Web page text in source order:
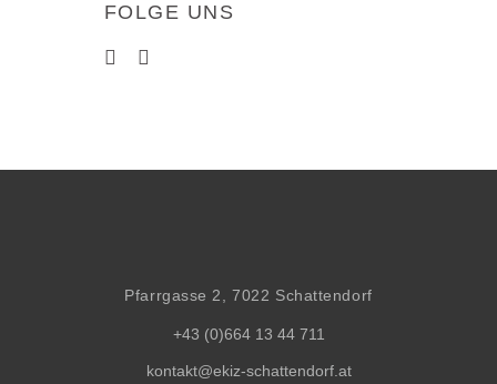
FOLGE UNS
Pfarrgasse 2, 7022 Schattendorf
+43 (0)664 13 44 711
kontakt@ekiz-schattendorf.at